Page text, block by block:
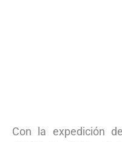
Con la expedición